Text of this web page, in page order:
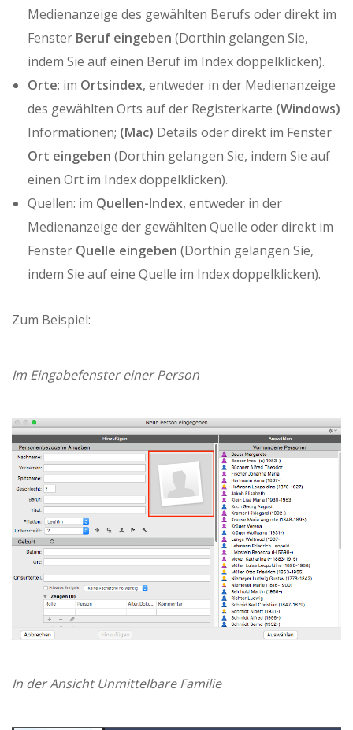
Medienanzeige des gewählten Berufs oder direkt im
Fenster Beruf eingeben (Dorthin gelangen Sie,
indem Sie auf einen Beruf im Index doppelklicken).
Orte: im Ortsindex, entweder in der Medienanzeige
des gewählten Orts auf der Registerkarte (Windows)
Informationen; (Mac) Details oder direkt im Fenster
Ort eingeben (Dorthin gelangen Sie, indem Sie auf
einen Ort im Index doppelklicken).
Quellen: im Quellen-Index, entweder in der
Medienanzeige der gewählten Quelle oder direkt im
Fenster Quelle eingeben (Dorthin gelangen Sie,
indem Sie auf eine Quelle im Index doppelklicken).
Zum Beispiel:
Im Eingabefenster einer Person
In der Ansicht Unmittelbare Familie